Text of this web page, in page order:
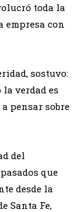
toda la
empresa con
sostuvo:
verdad es
pensar sobre
del
que
desde la
Santa Fe,